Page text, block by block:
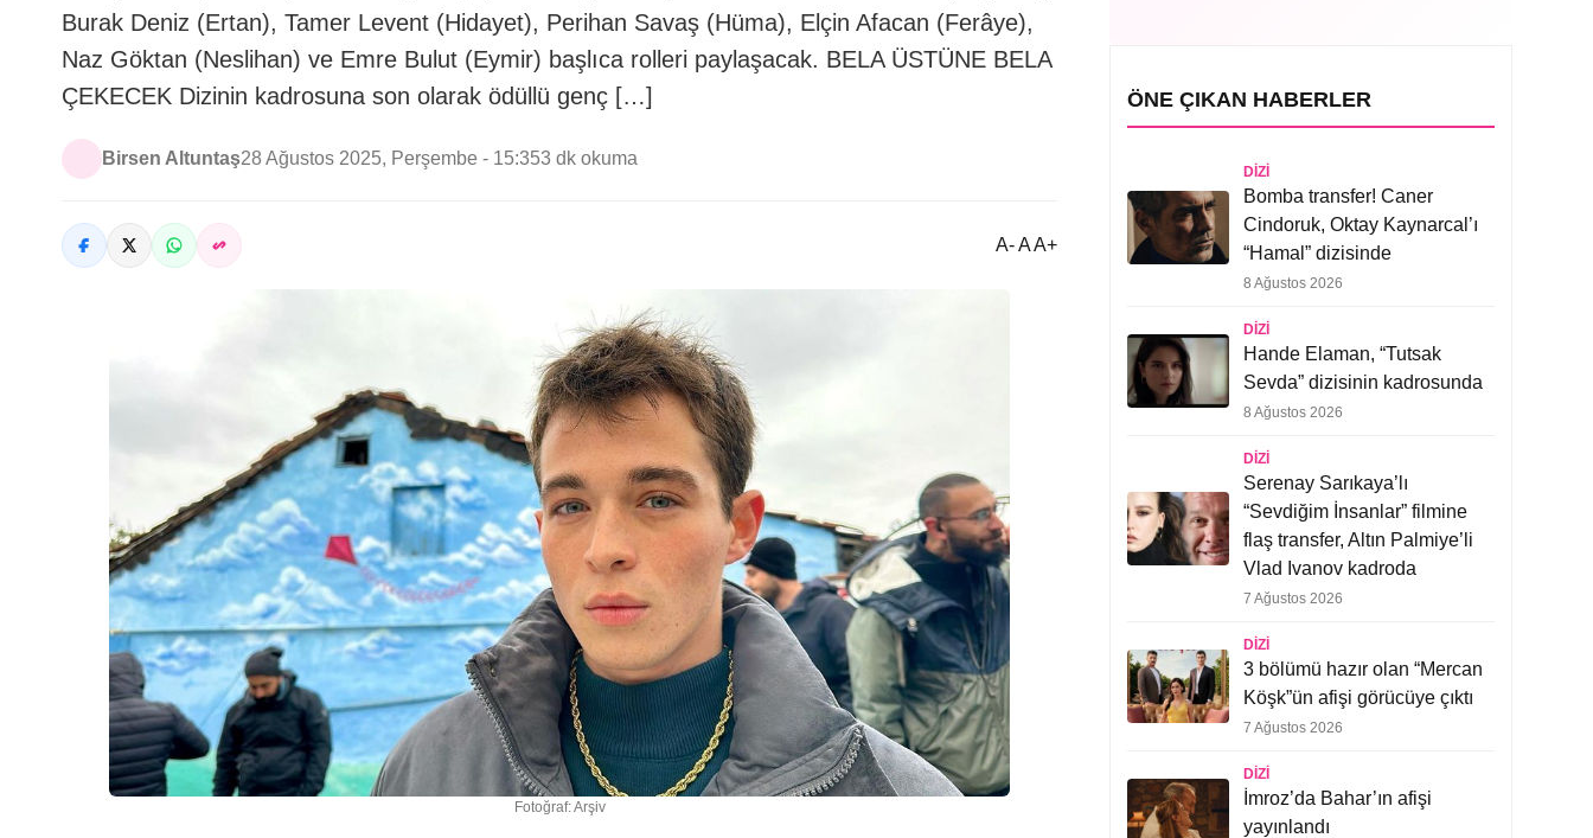
Burak Deniz (Ertan), Tamer Levent (Hidayet), Perihan Savaş (Hüma), Elçin Afacan (Ferâye),
Naz Göktan (Neslihan) ve Emre Bulut (Eymir) başlıca rolleri paylaşacak. BELA ÜSTÜNE BELA
ÇEKECEK Dizinin kadrosuna son olarak ödüllü genç […]
Birsen Altuntaş28 Ağustos 2025, Perşembe - 15:353 dk okuma
A- A A+
Fotoğraf: Arşiv
ÖNE ÇIKAN HABERLER
DIZI
Bomba transfer! Caner
Cindoruk, Oktay Kaynarcal’ı
“Hamal” dizisinde
8 Ağustos 2026
DIZI
Hande Elaman, “Tutsak
Sevda” dizisinin kadrosunda
8 Ağustos 2026
DIZI
Serenay Sarıkaya’lı
“Sevdiğim İnsanlar” filmine
flaş transfer, Altın Palmiye’li
Vlad Ivanov kadroda
7 Ağustos 2026
DIZI
3 bölümü hazır olan “Mercan
Köşk”ün afişi görücüye çıktı
7 Ağustos 2026
DIZI
İmroz’da Bahar’ın afişi
yayınlandı